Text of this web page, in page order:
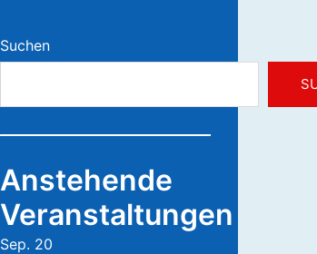
Suchen
Anstehende
Veranstaltungen
Sep. 20